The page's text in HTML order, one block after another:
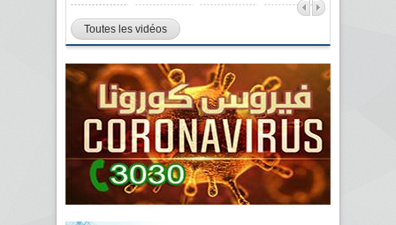
Toutes les vidéos